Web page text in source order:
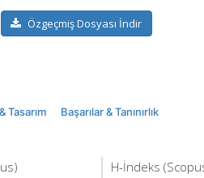
Özgeçmiş Dosyası İndir
Tasarım Başarılar & Tanınırlık
H-İndeks